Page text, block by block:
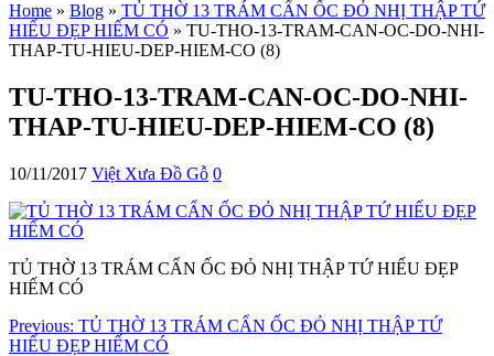
Home » Blog » TỦ THỜ 13 TRÁM CẨN ỐC ĐỎ NHỊ THẬP TỨ
HIẾU ĐẸP HIẾM CÓ » TU-THO-13-TRAM-CAN-OC-DO-NHI-
THAP-TU-HIEU-DEP-HIEM-CO (8)
TU-THO-13-TRAM-CAN-OC-DO-NHI-
THAP-TU-HIEU-DEP-HIEM-CO (8)
10/11/2017 Việt Xưa Đồ Gỗ 0
TỦ THỜ 13 TRÁM CẨN ỐC ĐỎ NHỊ THẬP TỨ HIẾU ĐẸP
HIẾM CÓ
Previous: TỦ THỜ 13 TRÁM CẨN ỐC ĐỎ NHỊ THẬP TỨ
HIẾU ĐẸP HIẾM CÓ